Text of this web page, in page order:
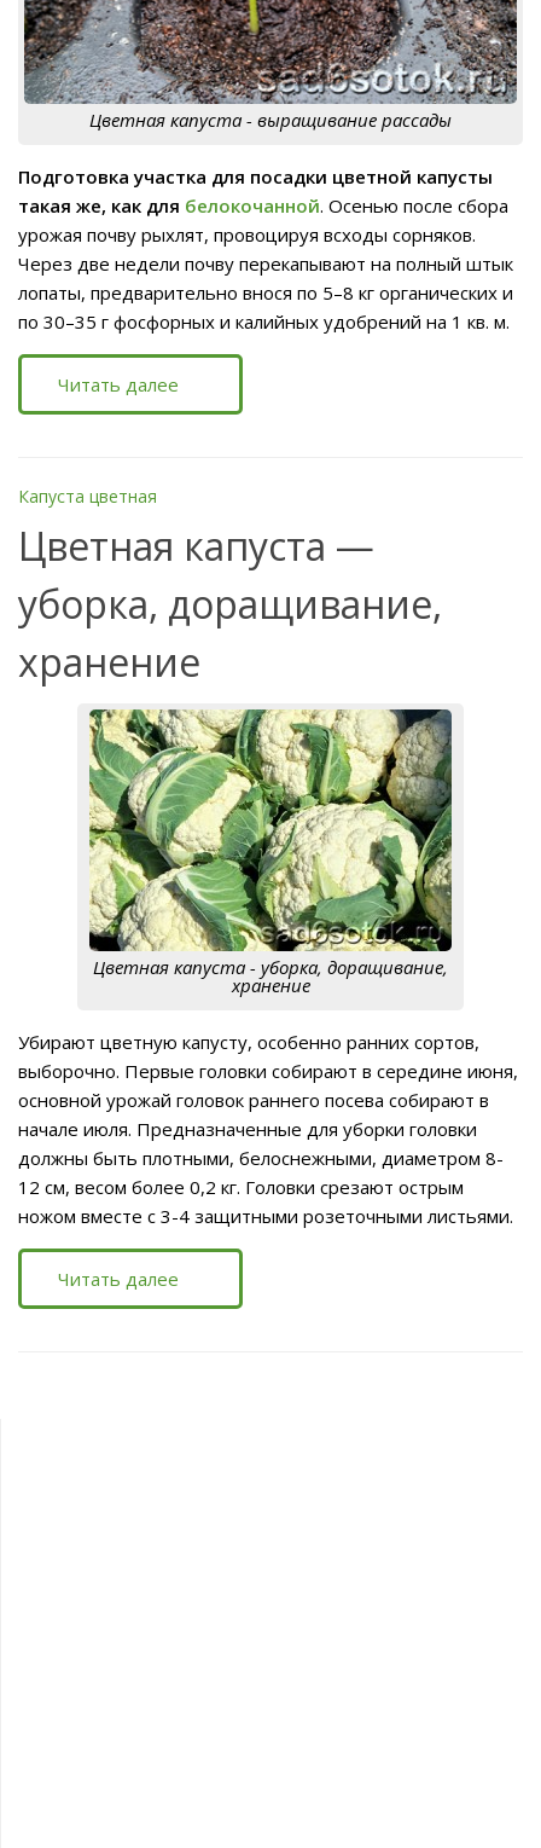
Цветная капуста - выращивание рассады
Подготовка участка для посадки цветной капусты
такая же, как для белокочанной. Осенью после сбора
урожая почву рыхлят, провоцируя всходы сорняков.
Через две недели почву перекапывают на полный штык
лопаты, предварительно внося по 5–8 кг органических и
по 30–35 г фосфорных и калийных удобрений на 1 кв. м.
Читать далее
Капуста цветная
Цветная капуста —
уборка, доращивание,
хранение
Цветная капуста - уборка, доращивание,
хранение
Убирают цветную капусту, особенно ранних сортов,
выборочно. Первые головки собирают в середине июня,
основной урожай головок раннего посева собирают в
начале июля. Предназначенные для уборки головки
должны быть плотными, белоснежными, диаметром 8-
12 см, весом более 0,2 кг. Головки срезают острым
ножом вместе с 3-4 защитными розеточными листьями.
Читать далее